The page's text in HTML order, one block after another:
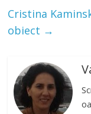
Cristina
obiect →